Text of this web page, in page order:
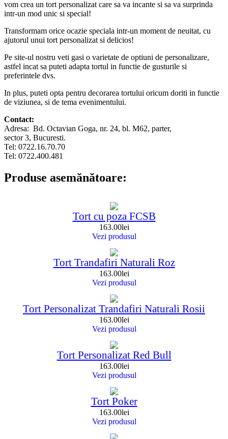
vom crea un tort personalizat care sa va incante si sa va surprinda
intr-un mod unic si special!
Transformam orice ocazie speciala intr-un moment de neuitat, cu
ajutorul unui tort personalizat si delicios!
Pe site-ul nostru veti gasi o varietate de optiuni de personalizare,
astfel incat sa puteti adapta tortul in functie de gusturile si
preferintele dvs.
In plus, puteti opta pentru decorarea tortului oricum doriti in functie
de viziunea, si de tema evenimentului.
Contact:
Adresa: Bd. Octavian Goga, nr. 24, bl. M62, parter,
sector 3, Bucuresti.
Tel: 0722.16.70.70
Tel: 0722.400.481
Produse asemănătoare:
Tort cu poza FCSB
163.00lei
Vezi produsul
Tort Trandafiri Naturali Roz
163.00lei
Vezi produsul
Tort Personalizat Trandafiri Naturali Rosii
163.00lei
Vezi produsul
Tort Personalizat Red Bull
163.00lei
Vezi produsul
Tort Poker
163.00lei
Vezi produsul